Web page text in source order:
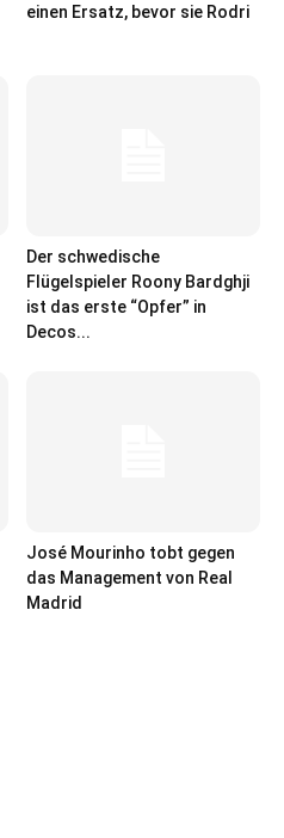
einen Ersatz, bevor sie Rodri
Der schwedische
Flügelspieler Roony Bardghji
ist das erste “Opfer” in
Decos...
José Mourinho tobt gegen
das Management von Real
Madrid